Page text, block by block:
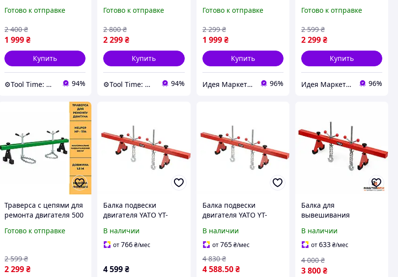
балансировочная
крана траверса с
цепями
Готово к отправке
1 999₴
2 400 ₴
Купить
⚙️Tool Time: Инструменты для любых задач! 94%
подъемная траверса
балансировочная
балка для ремонта
Готово к отправке
2 299₴
2 800 ₴
Купить
⚙️Tool Time: Инструменты для любых задач! 94%
1113 траверса на
для обслуживания
мотора
Готово к отправке
1 999 ₴
2 299 ₴
Купить
Идея Маркет💡 Интернет-магазин полезных идей 96%
Helper HP - 1114
подъемного крана
сервисная траверса
Готово к отправке
2 299₴
2 599 ₴
Купить
Идея Маркет💡 Интернет-магазин полезных идей 96%
Траверса с цепями для
ремонта двигателя 500
1114 сервисная
подъемного крана
балка для ремонта
Готово к отправке
2 299₴
2 599 ₴
Балка подвески
двигателя YATO YT-
траверса для
вывешивания
передач
В наличии
от766₴/мес
4 599₴
Балка подвески
двигателя YATO YT-
траверса для
вывешивания
двигателя и коробки
передач
В наличии
от765 ₴/мес
4 588.50 ₴
4 830 ₴
Балка для
вывешивания
55568 500 кг 1500 мм
траверса
В наличии
от633₴/мес
3 800₴
4 000 ₴